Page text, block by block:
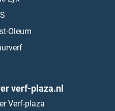
Oleum
verf-plaza.nl
Verf-plaza